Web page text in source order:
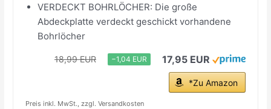
VERDECKT BOHRLÖCHER: Die große
Abdeckplatte verdeckt geschickt vorhandene
Bohrlöcher
18,99 EUR −1,04 EUR 17,95 EUR
*Zu Amazon
Preis inkl. MwSt., zzgl. Versandkosten